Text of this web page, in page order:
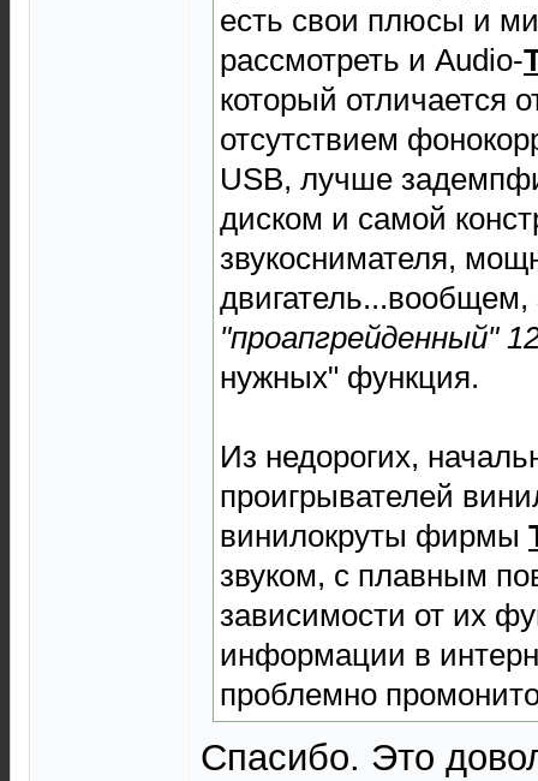
есть свои плюсы и
рассмотреть и Audio-
который отличается
отсутствием
USB, лучше
диском и самой
звукоснимателя,
двигатель...вообщем,
"проапгрейденный"
нужных" функция.
Из недорогих,
проигрывателей
винилокруты фирмы
звуком, с плавным
зависимости от их
информации в
проблемно
Спасибо. Это